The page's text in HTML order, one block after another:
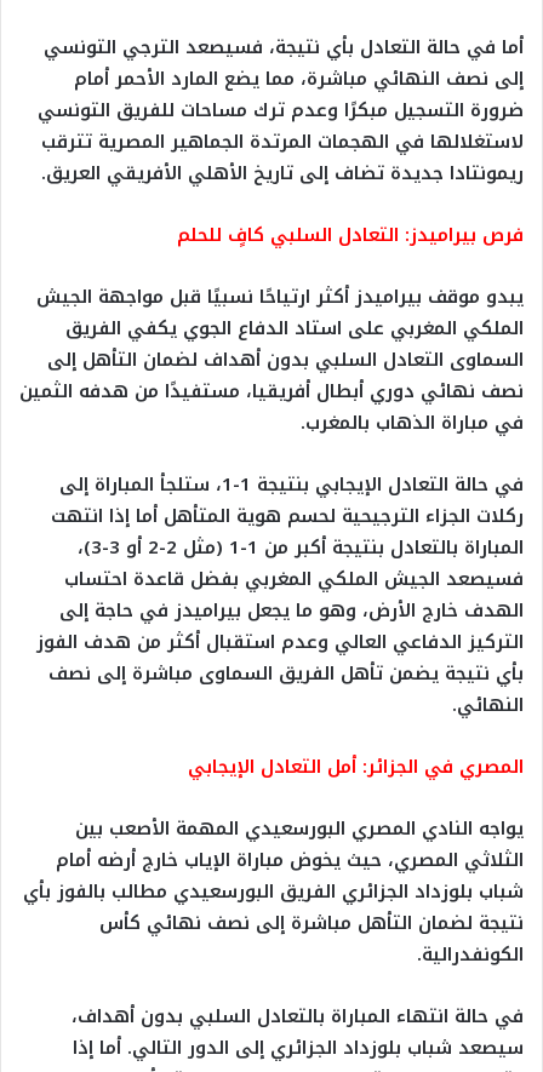
أما في حالة التعادل بأي نتيجة، فسيصعد الترجي التونسي
إلى نصف النهائي مباشرة، مما يضع المارد الأحمر أمام
ضرورة التسجيل مبكرًا وعدم ترك مساحات للفريق التونسي
لاستغلالها في الهجمات المرتدة الجماهير المصرية تترقب
ريمونتادا جديدة تضاف إلى تاريخ الأهلي الأفريقي العريق.
فرص بيراميدز: التعادل السلبي كافٍ للحلم
يبدو موقف بيراميدز أكثر ارتياحًا نسبيًا قبل مواجهة الجيش
الملكي المغربي على استاد الدفاع الجوي يكفي الفريق
السماوى التعادل السلبي بدون أهداف لضمان التأهل إلى
نصف نهائي دوري أبطال أفريقيا، مستفيدًا من هدفه الثمين
في مباراة الذهاب بالمغرب.
في حالة التعادل الإيجابي بنتيجة 1-1، ستلجأ المباراة إلى
ركلات الجزاء الترجيحية لحسم هوية المتأهل أما إذا انتهت
المباراة بالتعادل بنتيجة أكبر من 1-1 (مثل 2-2 أو 3-3)،
فسيصعد الجيش الملكي المغربي بفضل قاعدة احتساب
الهدف خارج الأرض، وهو ما يجعل بيراميدز في حاجة إلى
التركيز الدفاعي العالي وعدم استقبال أكثر من هدف الفوز
بأي نتيجة يضمن تأهل الفريق السماوى مباشرة إلى نصف
النهائي.
المصري في الجزائر: أمل التعادل الإيجابي
يواجه النادي المصري البورسعيدي المهمة الأصعب بين
الثلاثي المصري، حيث يخوض مباراة الإياب خارج أرضه أمام
شباب بلوزداد الجزائري الفريق البورسعيدي مطالب بالفوز بأي
نتيجة لضمان التأهل مباشرة إلى نصف نهائي كأس
الكونفدرالية.
في حالة انتهاء المباراة بالتعادل السلبي بدون أهداف،
سيصعد شباب بلوزداد الجزائري إلى الدور التالي. أما إذا